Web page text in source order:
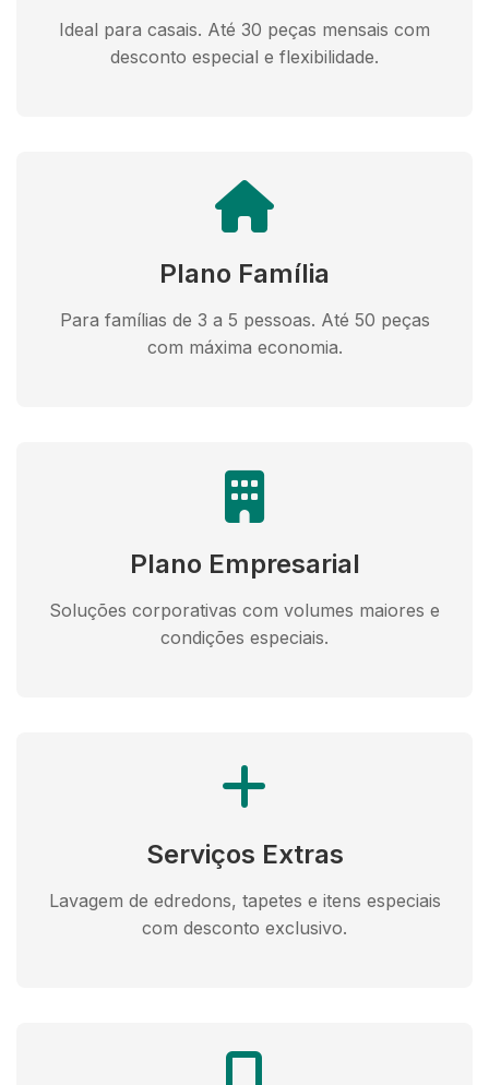
Ideal para casais. Até 30 peças mensais com
desconto especial e flexibilidade.
Plano Família
Para famílias de 3 a 5 pessoas. Até 50 peças
com máxima economia.
Plano Empresarial
Soluções corporativas com volumes maiores e
condições especiais.
Serviços Extras
Lavagem de edredons, tapetes e itens especiais
com desconto exclusivo.